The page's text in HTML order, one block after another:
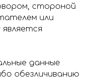
стороной
или
данные
обезличиванию